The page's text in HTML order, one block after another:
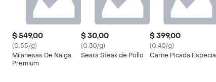
$ 549,00
(0.55/g)
Milanesas De Nalga
Premium
$ 30,00
(0.30/g)
Seara Steak de Pollo
$ 399,00
(0.40/g)
Carne Picada Especial